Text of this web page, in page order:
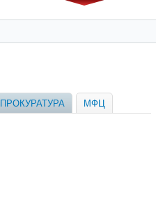
ПРОКУРАТУРА МФЦ